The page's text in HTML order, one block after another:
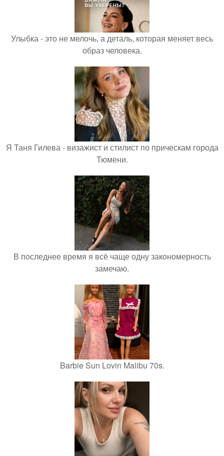
Улыбка - это не мелочь, а деталь, которая меняет весь
образ человека.
Я Таня Гилева - визажист и стилист по прическам города
Тюмени.
В последнее время я всё чаще одну закономерность
замечаю.
Barbie Sun Lovin Malibu 70s.